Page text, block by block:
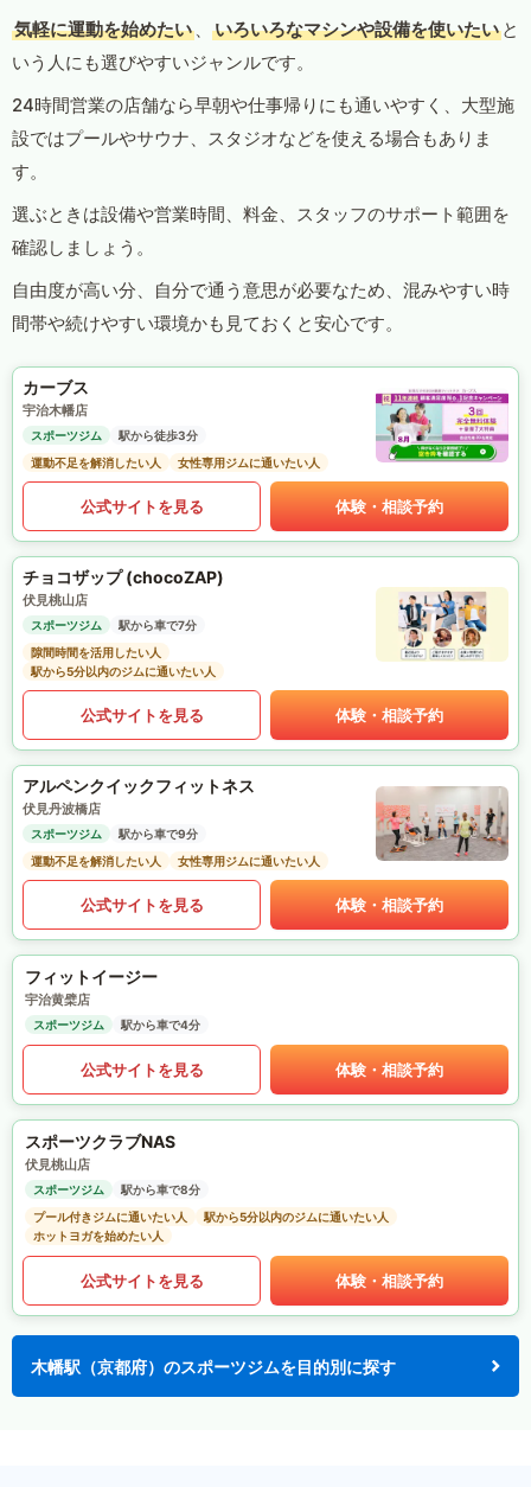
気軽に運動を始めたい 、 いろいろなマシンや設備を使いたい と
いう人にも選びやすいジャンルです。
24時間営業の店舗なら早朝や仕事帰りにも通いやすく、大型施
設ではプールやサウナ、スタジオなどを使える場合もありま
す。
選ぶときは設備や営業時間、料金、スタッフのサポート範囲を
確認しましょう。
自由度が高い分、自分で通う意思が必要なため、混みやすい時
間帯や続けやすい環境かも見ておくと安心です。
カーブス
宇治木幡店
スポーツジム
駅から徒歩3分
運動不足を解消したい人
女性専用ジムに通いたい人
公式サイトを見る 体験・相談予約
チョコザップ (chocoZAP)
伏見桃山店
スポーツジム
駅から車で7分
隙間時間を活用したい人
駅から5分以内のジムに通いたい人
公式サイトを見る 体験・相談予約
アルペンクイックフィットネス
伏見丹波橋店
スポーツジム
駅から車で9分
運動不足を解消したい人
女性専用ジムに通いたい人
公式サイトを見る 体験・相談予約
フィットイージー
宇治黄檗店
スポーツジム 駅から車で4分
公式サイトを見る 体験・相談予約
スポーツクラブNAS
伏見桃山店
スポーツジム
駅から車で8分
プール付きジムに通いたい人
駅から5分以内のジムに通いたい人
ホットヨガを始めたい人
公式サイトを見る 体験・相談予約
木幡駅（京都府）のスポーツジムを目的別に探す